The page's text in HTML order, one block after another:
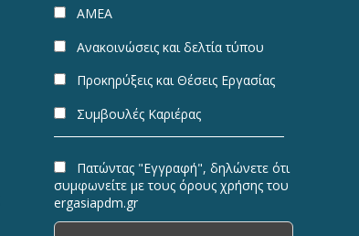
ΑΜΕΑ
Ανακοινώσεις και δελτία τύπου
Προκηρύξεις και Θέσεις Εργασίας
Συμβουλές Καριέρας
Πατώντας "Εγγραφή", δηλώνετε ότι
συμφωνείτε με τους όρους χρήσης του
ergasiapdm.gr